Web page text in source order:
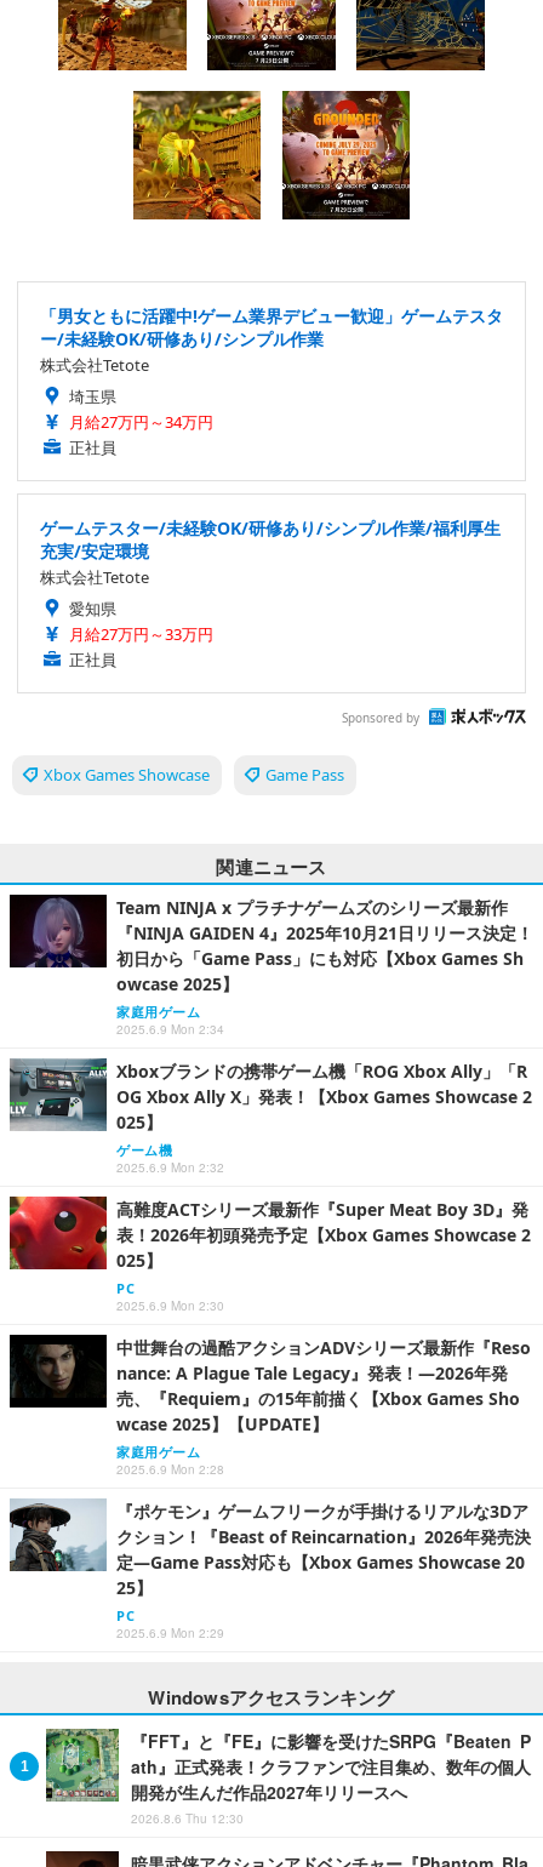
「男女ともに活躍中!ゲーム業界デビュー歓迎」ゲームテスタ
ー/未経験OK/研修あり/シンプル作業
株式会社Tetote
埼玉県
月給27万円～34万円
正社員
ゲームテスター/未経験OK/研修あり/シンプル作業/福利厚生
充実/安定環境
株式会社Tetote
愛知県
月給27万円～33万円
正社員
Sponsored by
Xbox Games Showcase Game Pass
関連ニュース
Team NINJA x プラチナゲームズのシリーズ最新作
『NINJA GAIDEN 4』2025年10月21日リリース決定！
初日から「Game Pass」にも対応【Xbox Games Sh
owcase 2025】
家庭用ゲーム
2025.6.9 Mon 2:34
Xboxブランドの携帯ゲーム機「ROG Xbox Ally」「R
OG Xbox Ally X」発表！【Xbox Games Showcase 2
025】
ゲーム機
2025.6.9 Mon 2:32
高難度ACTシリーズ最新作『Super Meat Boy 3D』発
表！2026年初頭発売予定【Xbox Games Showcase 2
025】
PC
2025.6.9 Mon 2:30
中世舞台の過酷アクションADVシリーズ最新作『Reso
nance: A Plague Tale Legacy』発表！―2026年発
売、『Requiem』の15年前描く【Xbox Games Sho
wcase 2025】【UPDATE】
家庭用ゲーム
2025.6.9 Mon 2:28
『ポケモン』ゲームフリークが手掛けるリアルな3Dア
クション！『Beast of Reincarnation』2026年発売決
定―Game Pass対応も【Xbox Games Showcase 20
25】
PC
2025.6.9 Mon 2:29
Windowsアクセスランキング
『FFT』と『FE』に影響を受けたSRPG『Beaten P
ath』正式発表！クラファンで注目集め、数年の個人
開発が生んだ作品2027年リリースへ
2026.8.6 Thu 12:30